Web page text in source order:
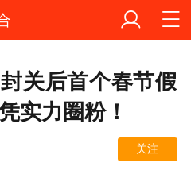
关后首个春节假
实力圈粉！
关注